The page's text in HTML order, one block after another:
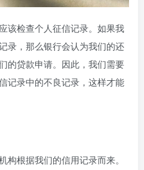
该检查个人征信记录。如果我
录，那么银行会认为我们的还
的贷款申请。因此，我们需要
记录中的不良记录，这样才能
根据我们的信用记录而来。